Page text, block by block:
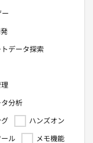
ー
トデータ探索
理
タ分析
グ ハンズオン
ール メモ機能